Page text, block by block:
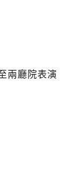
兩廳院表演